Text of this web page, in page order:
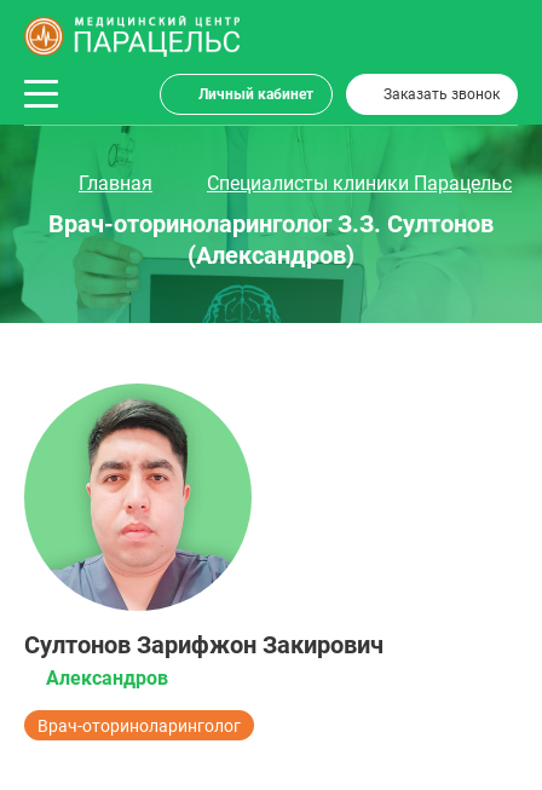
Личный кабинет Заказать звонок
Главная Специалисты клиники Парацельс
Врач-оториноларинголог З.З. Султонов
(Александров)
Султонов Зарифжон Закирович
Александров
Врач-оториноларинголог